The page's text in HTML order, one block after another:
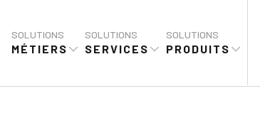
SOLUTIONS
MÉTIERS
SOLUTIONS
SERVICES
SOLUTIONS
PRODUITS